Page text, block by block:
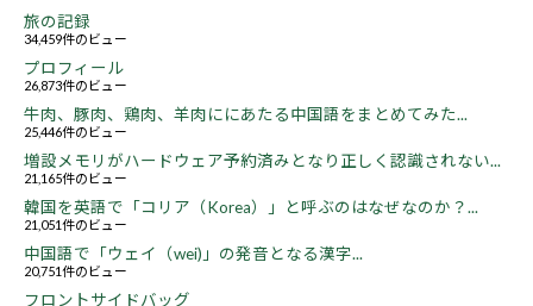
旅の記録
34,459件のビュー
プロフィール
26,873件のビュー
牛肉、豚肉、鶏肉、羊肉ににあたる中国語をまとめてみた...
25,446件のビュー
増設メモリがハードウェア予約済みとなり正しく認識されない...
21,165件のビュー
韓国を英語で「コリア（Korea）」と呼ぶのはなぜなのか？...
21,051件のビュー
中国語で「ウェイ（wei)」の発音となる漢字...
20,751件のビュー
フロントサイドバッグ